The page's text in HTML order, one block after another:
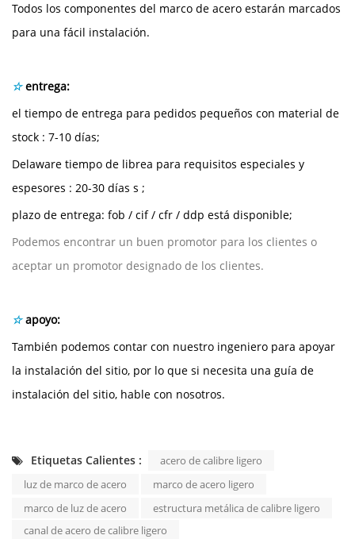
Todos los componentes del marco de acero estarán marcados
para una fácil instalación.
☆entrega:
el tiempo de entrega para pedidos pequeños con material de
stock : 7-10 días;
Delaware tiempo de librea para requisitos especiales y
espesores : 20-30 días s ;
plazo de entrega: fob / cif / cfr / ddp está disponible;
Podemos encontrar un buen promotor para los clientes o
aceptar un promotor designado de los clientes.
☆apoyo:
También podemos contar con nuestro ingeniero para apoyar
la instalación del sitio, por lo que si necesita una guía de
instalación del sitio, hable con nosotros.
Etiquetas Calientes :
acero de calibre ligero
luz de marco de acero
marco de acero ligero
marco de luz de acero
estructura metálica de calibre ligero
canal de acero de calibre ligero